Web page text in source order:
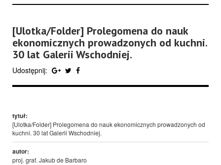
[Ulotka/Folder] Prolegomena do nauk
ekonomicznych prowadzonych od kuchni.
30 lat Galerii Wschodniej.
Udostępnij:
tytuł:
[Ulotka/Folder] Prolegomena do nauk ekonomicznych prowadzonych od
kuchni. 30 lat Galerii Wschodniej.
autor:
proj. graf. Jakub de Barbaro